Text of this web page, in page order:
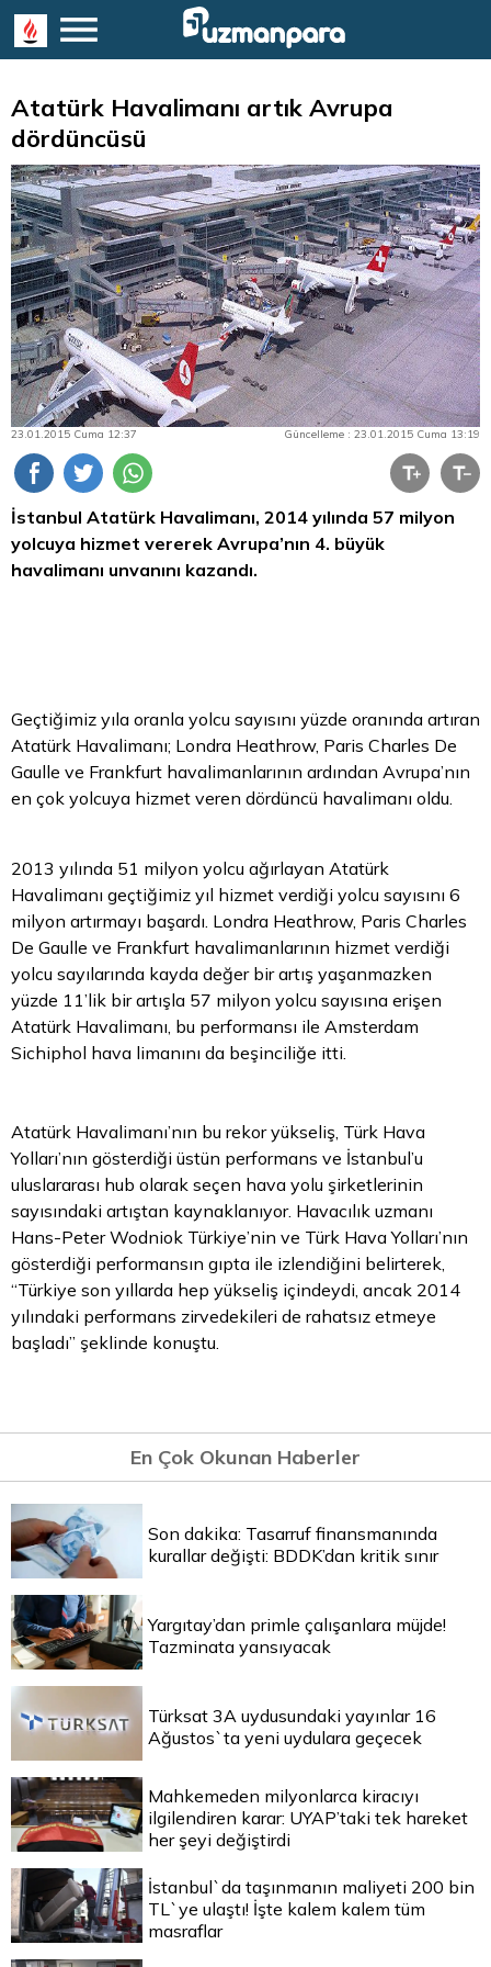
Atatürk Havalimanı artık Avrupa
dördüncüsü
23.01.2015 Cuma 12:37 Güncelleme : 23.01.2015 Cuma 13:19
İstanbul Atatürk Havalimanı, 2014 yılında 57 milyon
yolcuya hizmet vererek Avrupa’nın 4. büyük
havalimanı unvanını kazandı.
Geçtiğimiz yıla oranla yolcu sayısını yüzde oranında artıran
Atatürk Havalimanı; Londra Heathrow, Paris Charles De
Gaulle ve Frankfurt havalimanlarının ardından Avrupa’nın
en çok yolcuya hizmet veren dördüncü havalimanı oldu.
2013 yılında 51 milyon yolcu ağırlayan Atatürk
Havalimanı geçtiğimiz yıl hizmet verdiği yolcu sayısını 6
milyon artırmayı başardı. Londra Heathrow, Paris Charles
De Gaulle ve Frankfurt havalimanlarının hizmet verdiği
yolcu sayılarında kayda değer bir artış yaşanmazken
yüzde 11’lik bir artışla 57 milyon yolcu sayısına erişen
Atatürk Havalimanı, bu performansı ile Amsterdam
Sichiphol hava limanını da beşinciliğe itti.
Atatürk Havalimanı’nın bu rekor yükseliş, Türk Hava
Yolları’nın gösterdiği üstün performans ve İstanbul’u
uluslararası hub olarak seçen hava yolu şirketlerinin
sayısındaki artıştan kaynaklanıyor. Havacılık uzmanı
Hans-Peter Wodniok Türkiye’nin ve Türk Hava Yolları’nın
gösterdiği performansın gıpta ile izlendiğini belirterek,
“Türkiye son yıllarda hep yükseliş içindeydi, ancak 2014
yılındaki performans zirvedekileri de rahatsız etmeye
başladı” şeklinde konuştu.
En Çok Okunan Haberler
Son dakika: Tasarruf finansmanında
kurallar değişti: BDDK’dan kritik sınır
Yargıtay’dan primle çalışanlara müjde!
Tazminata yansıyacak
Türksat 3A uydusundaki yayınlar 16
Ağustos`ta yeni uydulara geçecek
Mahkemeden milyonlarca kiracıyı
ilgilendiren karar: UYAP’taki tek hareket
her şeyi değiştirdi
İstanbul`da taşınmanın maliyeti 200 bin
TL`ye ulaştı! İşte kalem kalem tüm
masraflar